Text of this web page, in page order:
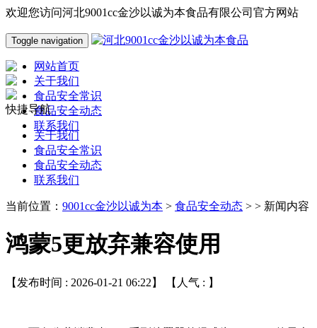
欢迎您访问河北9001cc金沙以诚为本食品有限公司官方网站
Toggle navigation
网站首页
关于我们
食品安全常识
食品安全动态
联系我们
快捷导航
关于我们
食品安全常识
食品安全动态
联系我们
当前位置： 9001cc金沙以诚为本 > 食品安全动态 > > 新闻内容
鸿蒙5更放弃兼容使用
【发布时间 : 2026-01-21 06:22】 【人气 : 】